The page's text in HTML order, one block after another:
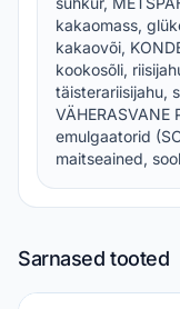
kakaomass,
kakaovõi,
kookosõli,
täisterariisijahu,
VÄHERASVANE
emulgaatorid
maitseained, sool
Sarnased tooted